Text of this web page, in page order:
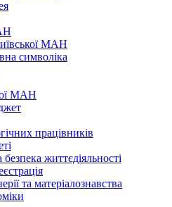
МАН
символіка
МАН
працівників
життєдіяльності
та матеріалознавства